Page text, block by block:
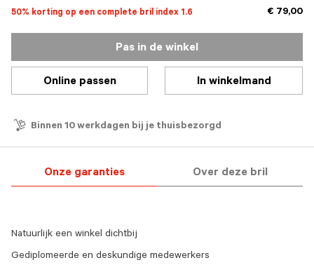
50% korting op een complete bril index 1.6 € 79,00
Pas in de winkel
Online passen In winkelmand
Binnen 10 werkdagen bij je thuisbezorgd
Onze garanties Over deze bril
Natuurlijk een winkel dichtbij
Gediplomeerde en deskundige medewerkers